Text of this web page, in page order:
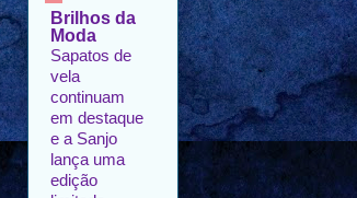
Brilhos da
Moda
Sapatos de
vela
continuam
em destaque
e a Sanjo
lança uma
edição